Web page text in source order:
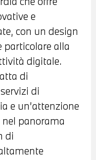
e
con un design
alla
digitale.
di
di
e un’attenzione
panorama
di